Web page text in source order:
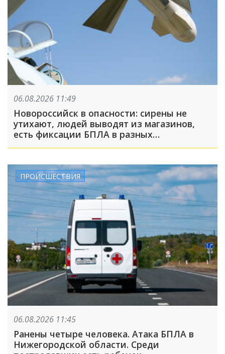
06.08.2026 11:49
Новороссийск в опасности: сирены не
утихают, людей выводят из магазинов,
есть фиксации БПЛА в разных
ПРОИСШЕСТВИЯ
06.08.2026 11:45
Ранены четыре человека. Атака БПЛА в
Нижегородской области. Среди